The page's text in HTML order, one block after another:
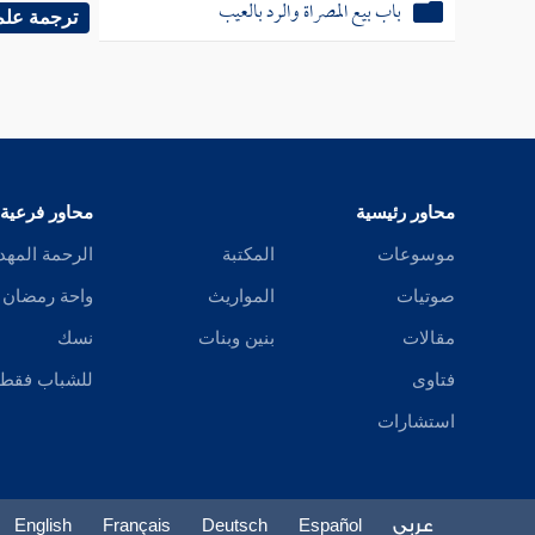
باب بيع المصراة والرد بالعيب
(
ترابا
وقول
ما
وابن
وهو
ترجمة
محاور رئيسية
موسوعات
صوتيات
مقالات
فتاوى
استشارات
المكتبة
المواريث
بنين وبنات
محاور فرعية
الرحمة
واحة رمضان
نسك
للشباب فقط
عربي Español
Deutsch
Français
English